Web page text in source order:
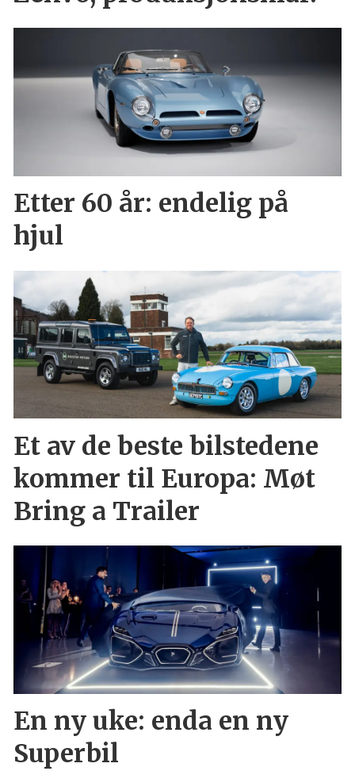
Etter 60 år: endelig på
hjul
Et av de beste bilstedene
kommer til Europa: Møt
Bring a Trailer
En ny uke: enda en ny
Superbil